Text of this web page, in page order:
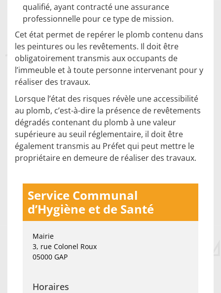
qualifié, ayant contracté une assurance
professionnelle pour ce type de mission.
Cet état permet de repérer le plomb contenu dans
les peintures ou les revêtements. Il doit être
obligatoirement transmis aux occupants de
l’immeuble et à toute personne intervenant pour y
réaliser des travaux.
Lorsque l’état des risques révèle une accessibilité
au plomb, c’est-à-dire la présence de revêtements
dégradés contenant du plomb à une valeur
supérieure au seuil réglementaire, il doit être
également transmis au Préfet qui peut mettre le
propriétaire en demeure de réaliser des travaux.
Service Communal
d’Hygiène et de Santé
Mairie
3, rue Colonel Roux
05000 GAP
Horaires